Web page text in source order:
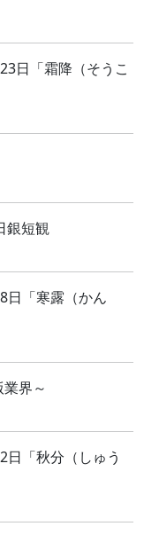
日「霜降（そうこ
銀短観
「寒露（かん
界～
「秋分（しゅう